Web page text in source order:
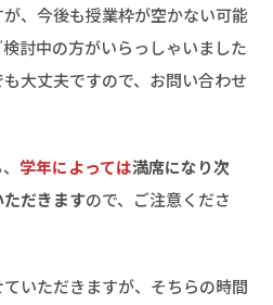
、今後も授業枠が空かない可能
討中の方がいらっしゃいました
大丈夫ですので、お問い合わせ
学年によっては満席になり次
だきますので、ご注意くださ
いただきますが、そちらの時間